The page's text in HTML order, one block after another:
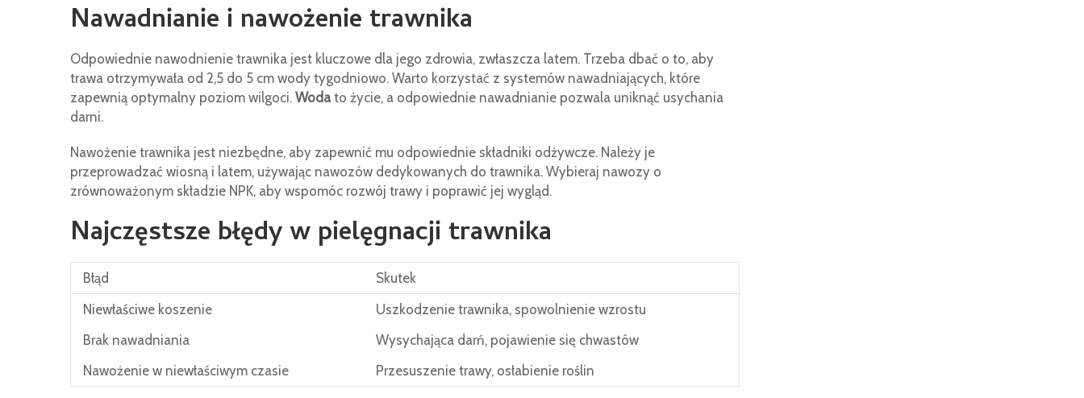
Nawadnianie i nawożenie trawnika
Odpowiednie nawodnienie trawnika jest kluczowe dla jego zdrowia, zwłaszcza latem. Trzeba dbać o to, aby
trawa otrzymywała od 2,5 do 5 cm wody tygodniowo. Warto korzystać z systemów nawadniających, które
zapewnią optymalny poziom wilgoci. Wodato życie, a odpowiednie nawadnianie pozwala uniknąć usychania
darni.
Nawożenie trawnika jest niezbędne, aby zapewnić mu odpowiednie składniki odżywcze. Należy je
przeprowadzać wiosną i latem, używając nawozów dedykowanych do trawnika. Wybieraj nawozy o
zrównoważonym składzie NPK, aby wspomóc rozwój trawy i poprawić jej wygląd.
Najczęstsze błędy w pielęgnacji trawnika
Błąd
Skutek
Niewłaściwe koszenie
Uszkodzenie trawnika, spowolnienie wzrostu
Brak nawadniania
Wysychająca darń, pojawienie się chwastów
Nawożenie w niewłaściwym czasie
Przesuszenie trawy, osłabienie roślin